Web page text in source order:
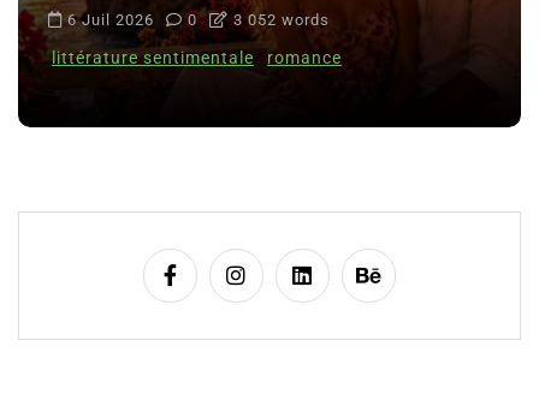
6 Juil 2026 0 3 052 words
littérature sentimentale romance